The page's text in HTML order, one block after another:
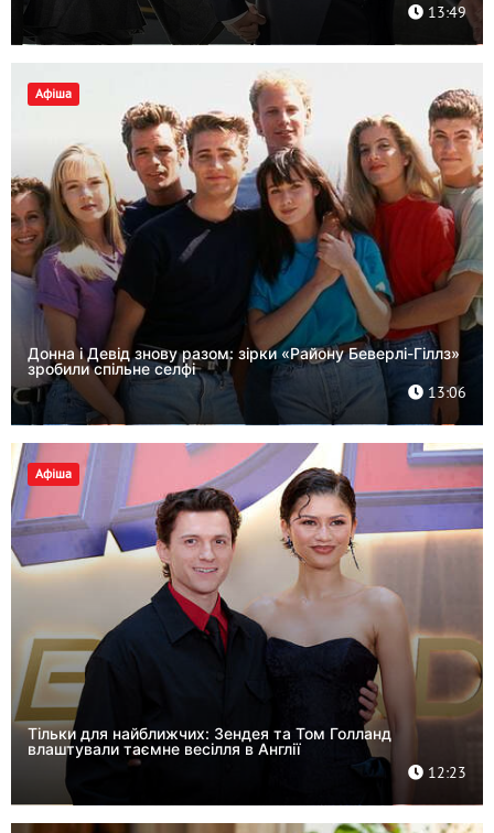
13:49
Афіша
Донна і Девід знову разом: зірки «Району Беверлі-Гіллз»
зробили спільне селфі
13:06
Афіша
Тільки для найближчих: Зендея та Том Голланд
влаштували таємне весілля в Англії
12:23